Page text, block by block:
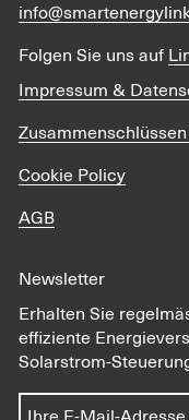
Folgen Sie uns auf
Impressum &
Cookie Policy
AGB
Newsletter
Erhalten Sie
effiziente
Solarstrom-